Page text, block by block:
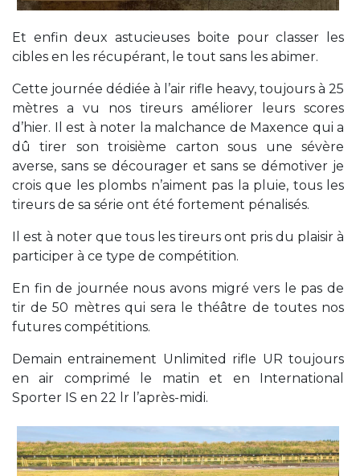
Et enfin deux astucieuses boite pour classer les
cibles en les récupérant, le tout sans les abimer.
Cette journée dédiée à l’air rifle heavy, toujours à 25
mètres a vu nos tireurs améliorer leurs scores
d’hier. Il est à noter la malchance de Maxence qui a
dû tirer son troisième carton sous une sévère
averse, sans se décourager et sans se démotiver je
crois que les plombs n’aiment pas la pluie, tous les
tireurs de sa série ont été fortement pénalisés.
Il est à noter que tous les tireurs ont pris du plaisir à
participer à ce type de compétition.
En fin de journée nous avons migré vers le pas de
tir de 50 mètres qui sera le théâtre de toutes nos
futures compétitions.
Demain entrainement Unlimited rifle UR toujours
en air comprimé le matin et en International
Sporter IS en 22 lr l’après-midi.